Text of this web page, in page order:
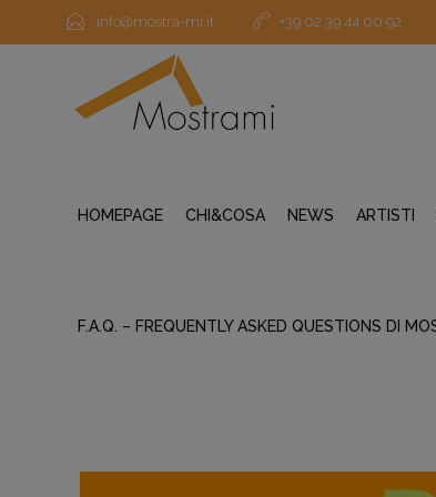
info@mostra-mi.it +39 02 39 44 00 92
HOMEPAGE CHI&COSA NEWS ARTISTI
F.A.Q. – FREQUENTLY ASKED QUESTIONS DI